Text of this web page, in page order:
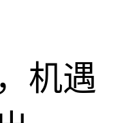
机遇